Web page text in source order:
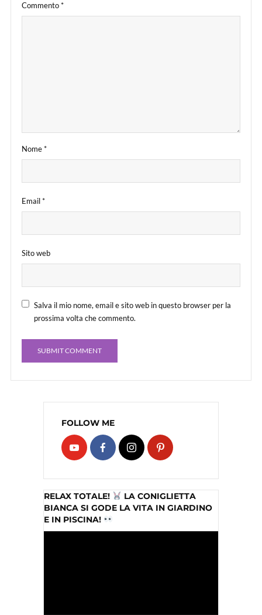
Commento*
Nome*
Email*
Sito web
Salva il mio nome, email e sito web in questo browser per la
prossima volta che commento.
FOLLOW ME
RELAX TOTALE!
LA CONIGLIETTA
BIANCA SI GODE LA VITA IN GIARDINO
E IN PISCINA!